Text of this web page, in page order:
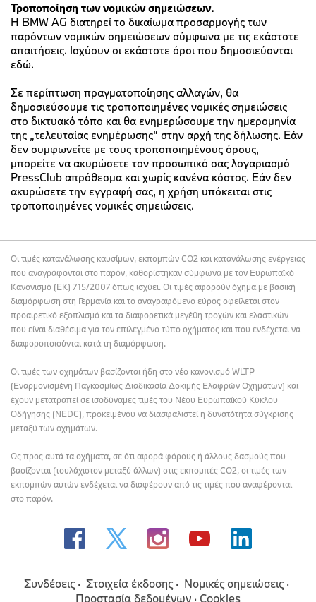
Τροποποίηση των νομικών σημειώσεων.
Η BMW AG διατηρεί το δικαίωμα προσαρμογής των
παρόντων νομικών σημειώσεων σύμφωνα με τις εκάστοτε
απαιτήσεις. Ισχύουν οι εκάστοτε όροι που δημοσιεύονται
εδώ.
Σε περίπτωση πραγματοποίησης αλλαγών, θα
δημοσιεύσουμε τις τροποποιημένες νομικές σημειώσεις
στο δικτυακό τόπο και θα ενημερώσουμε την ημερομηνία
της „τελευταίας ενημέρωσης“ στην αρχή της δήλωσης. Εάν
δεν συμφωνείτε με τους τροποποιημένους όρους,
μπορείτε να ακυρώσετε τον προσωπικό σας λογαριασμό
PressClub απρόθεσμα και χωρίς κανένα κόστος. Εάν δεν
ακυρώσετε την εγγραφή σας, η χρήση υπόκειται στις
τροποποιημένες νομικές σημειώσεις.
Οι τιμές κατανάλωσης καυσίμων, εκπομπών CO2 και κατανάλωσης ενέργειας
που αναγράφονται στο παρόν, καθορίστηκαν σύμφωνα με τον Ευρωπαϊκό
Κανονισμό (ΕΚ) 715/2007 όπως ισχύει. Οι τιμές αφορούν όχημα με βασική
διαμόρφωση στη Γερμανία και το αναγραφόμενο εύρος οφείλεται στον
προαιρετικό εξοπλισμό και τα διαφορετικά μεγέθη τροχών και ελαστικών
που είναι διαθέσιμα για τον επιλεγμένο τύπο οχήματος και που ενδέχεται να
διαφοροποιούνται κατά τη διαμόρφωση.
Οι τιμές των οχημάτων βασίζονται ήδη στο νέο κανονισμό WLTP
(Εναρμονισμένη Παγκοσμίως Διαδικασία Δοκιμής Ελαφρών Οχημάτων) και
έχουν μετατραπεί σε ισοδύναμες τιμές του Νέου Ευρωπαϊκού Κύκλου
Οδήγησης (NEDC), προκειμένου να διασφαλιστεί η δυνατότητα σύγκρισης
μεταξύ των οχημάτων.
Ως προς αυτά τα οχήματα, σε ότι αφορά φόρους ή άλλους δασμούς που
βασίζονται (τουλάχιστον μεταξύ άλλων) στις εκπομπές CO2, οι τιμές των
εκπομπών αυτών ενδέχεται να διαφέρουν από τις τιμές που αναφέρονται
στο παρόν.
Συνδέσεις Στοιχεία έκδοσης
Νομικές σημειώσεις
Προστασία δεδομένων
Cookies